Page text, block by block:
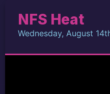
NFS Heat
Wednesday, August